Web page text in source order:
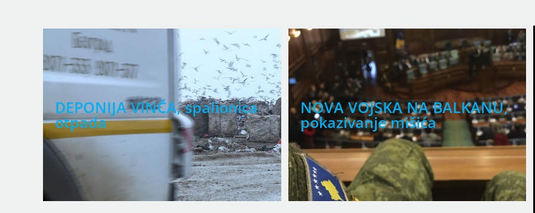
DEPONIJA VINČA, spalionica
otpada
NOVA VOJSKA NA BALKANU,
pokazivanje mišića